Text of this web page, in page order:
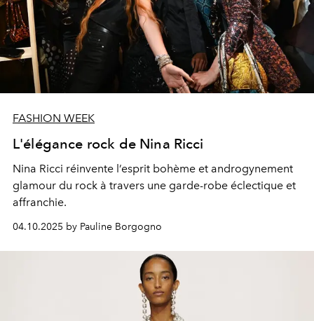
FASHION WEEK
L'élégance rock de Nina Ricci
Nina Ricci réinvente l’esprit bohème et androgynement
glamour du rock à travers une garde-robe éclectique et
affranchie.
04.10.2025 by Pauline Borgogno